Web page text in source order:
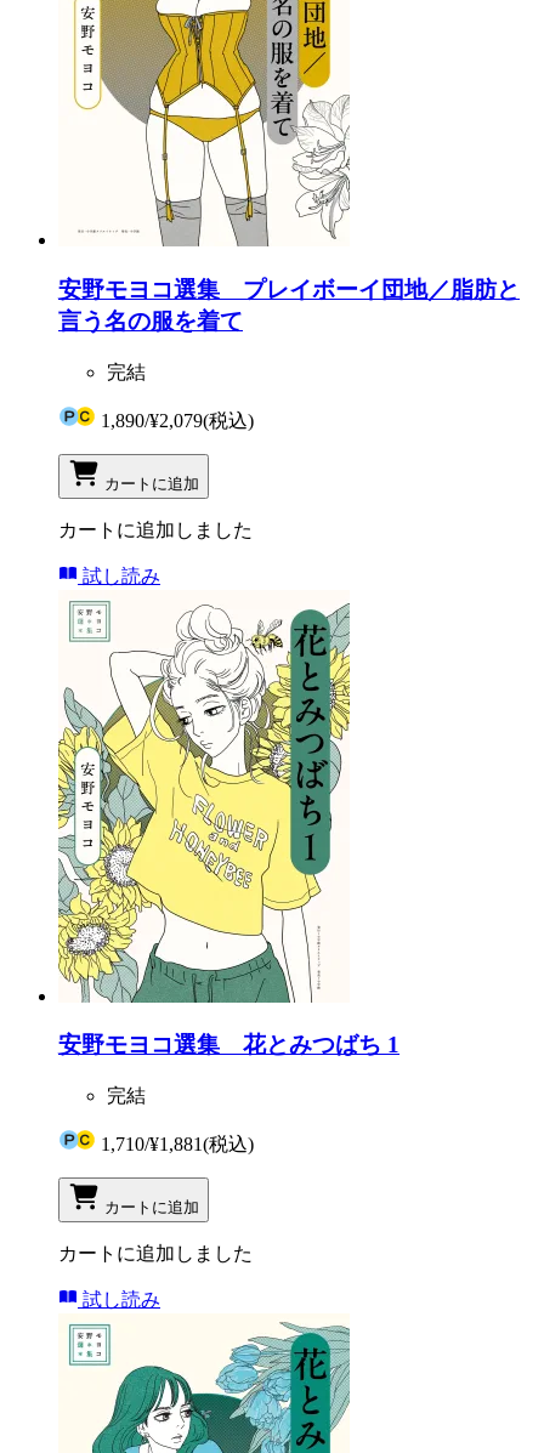
安野モヨコ選集 プレイボーイ団地／脂肪と
言う名の服を着て
完結
1,890/¥2,079(税込)
カートに追加
カートに追加しました
試し読み
安野モヨコ選集 花とみつばち 1
完結
1,710/¥1,881(税込)
カートに追加
カートに追加しました
試し読み